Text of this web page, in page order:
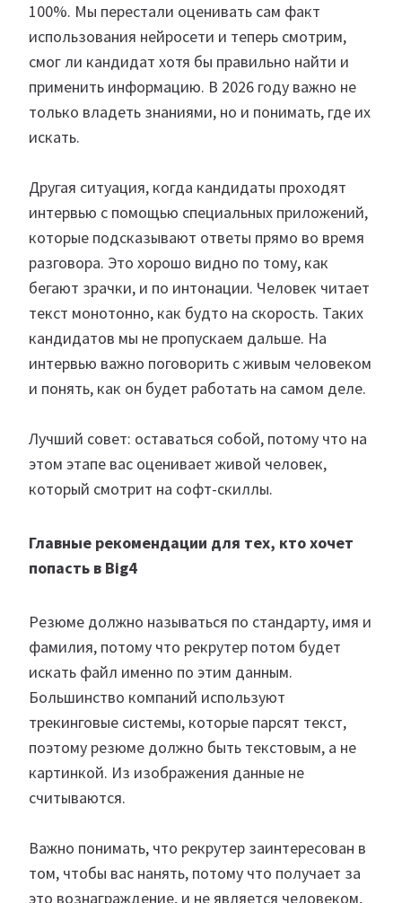
100%. Мы перестали оценивать сам факт
использования нейросети и теперь смотрим,
смог ли кандидат хотя бы правильно найти и
применить информацию. В 2026 году важно не
только владеть знаниями, но и понимать, где их
искать.
Другая ситуация, когда кандидаты проходят
интервью с помощью специальных приложений,
которые подсказывают ответы прямо во время
разговора. Это хорошо видно по тому, как
бегают зрачки, и по интонации. Человек читает
текст монотонно, как будто на скорость. Таких
кандидатов мы не пропускаем дальше. На
интервью важно поговорить с живым человеком
и понять, как он будет работать на самом деле.
Лучший совет: оставаться собой, потому что на
этом этапе вас оценивает живой человек,
который смотрит на софт-скиллы.
Главные рекомендации для тех, кто хочет
попасть в Big4
Резюме должно называться по стандарту, имя и
фамилия, потому что рекрутер потом будет
искать файл именно по этим данным.
Большинство компаний используют
трекинговые системы, которые парсят текст,
поэтому резюме должно быть текстовым, а не
картинкой. Из изображения данные не
считываются.
Важно понимать, что рекрутер заинтересован в
том, чтобы вас нанять, потому что получает за
это вознаграждение, и не является человеком,